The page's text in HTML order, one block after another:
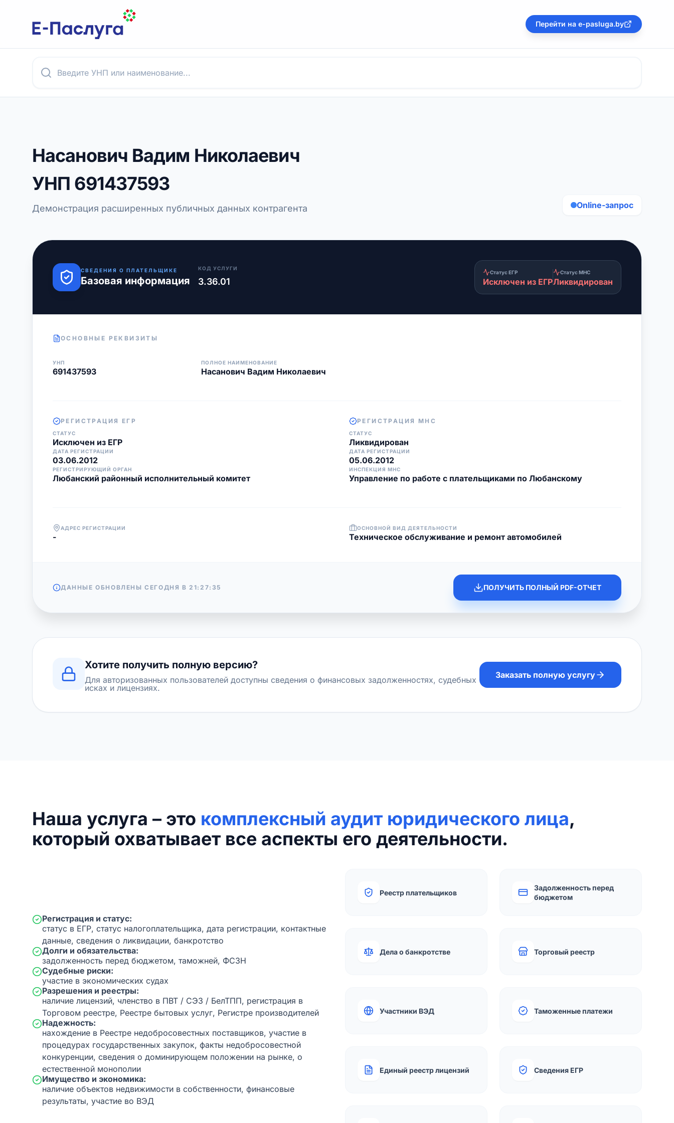
Перейти на e-pasluga.by
Насанович Вадим Николаевич
УНП 691437593
Демонстрация расширенных публичных данных контрагента Online-запрос
СВЕДЕНИЯ О ПЛАТЕЛЬЩИКЕ
Базовая информация
КОД УСЛУГИ
3.36.01
Статус ЕГР
Исключен из ЕГР
Статус МНС
Ликвидирован
ОСНОВНЫЕ РЕКВИЗИТЫ
УНП
691437593
ПОЛНОЕ НАИМЕНОВАНИЕ
Насанович Вадим Николаевич
РЕГИСТРАЦИЯ ЕГР
СТАТУС
Исключен из ЕГР
ДАТА РЕГИСТРАЦИИ
03.06.2012
РЕГИСТРИРУЮЩИЙ ОРГАН
Любанский районный исполнительный комитет
РЕГИСТРАЦИЯ МНС
СТАТУС
Ликвидирован
ДАТА РЕГИСТРАЦИИ
05.06.2012
ИНСПЕКЦИЯ МНС
Управление по работе с плательщиками по Любанскому
АДРЕС РЕГИСТРАЦИИ
-
ОСНОВНОЙ ВИД ДЕЯТЕЛЬНОСТИ
Техническое обслуживание и ремонт автомобилей
ДАННЫЕ ОБНОВЛЕНЫ СЕГОДНЯ В21:27:35 ПОЛУЧИТЬ ПОЛНЫЙ PDF-ОТЧЕТ
Хотите получить полную версию?
Для авторизованных пользователей доступны сведения о финансовых задолженностях, судебных
исках и лицензиях.
Заказать полную услугу
Наша услуга – это комплексный аудит юридического лица,
который охватывает все аспекты его деятельности.
Регистрация и статус:
статус в ЕГР, статус налогоплательщика, дата регистрации, контактные
данные, сведения о ликвидации, банкротство
Долги и обязательства:
задолженность перед бюджетом, таможней, ФСЗН
Судебные риски:
участие в экономических судах
Разрешения и реестры:
наличие лицензий, членство в ПВТ / СЭЗ / БелТПП, регистрация в
Торговом реестре, Реестре бытовых услуг, Регистре производителей
Надежность:
нахождение в Реестре недобросовестных поставщиков, участие в
процедурах государственных закупок, факты недобросовестной
конкуренции, сведения о доминирующем положении на рынке, о
естественной монополии
Имущество и экономика:
наличие объектов недвижимости в собственности, финансовые
результаты, участие во ВЭД
Реестр плательщиков
Задолженность перед
бюджетом
Дела о банкротстве Торговый реестр
Участники ВЭД Таможенные платежи
Единый реестр лицензий Сведения ЕГР